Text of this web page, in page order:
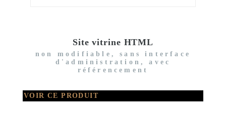
Site vitrine HTML
non modifiable, sans interface
d'administration, avec
référencement
VOIR CE PRODUIT